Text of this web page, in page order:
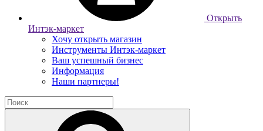
Открыть
Интэк-маркет
Хочу открыть магазин
Инструменты Интэк-маркет
Ваш успешный бизнес
Информация
Наши партнеры!